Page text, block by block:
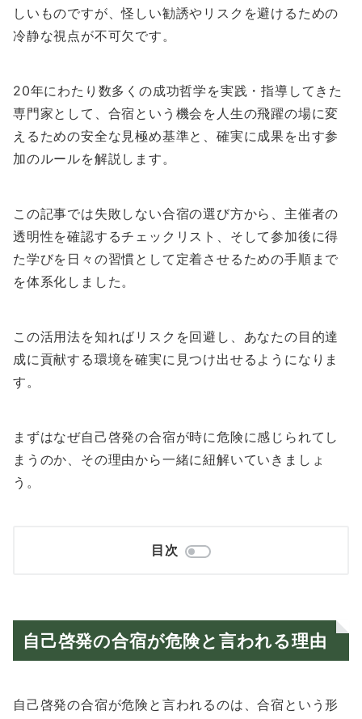
しいものですが、怪しい勧誘やリスクを避けるための
冷静な視点が不可欠です。
20年にわたり数多くの成功哲学を実践・指導してきた
専門家として、合宿という機会を人生の飛躍の場に変
えるための安全な見極め基準と、確実に成果を出す参
加のルールを解説します。
この記事では失敗しない合宿の選び方から、主催者の
透明性を確認するチェックリスト、そして参加後に得
た学びを日々の習慣として定着させるための手順まで
を体系化しました。
この活用法を知ればリスクを回避し、あなたの目的達
成に貢献する環境を確実に見つけ出せるようになりま
す。
まずはなぜ自己啓発の合宿が時に危険に感じられてし
まうのか、その理由から一緒に紐解いていきましょ
う。
目次
自己啓発の合宿が危険と言われる理由
自己啓発の合宿が危険と言われるのは、合宿という形